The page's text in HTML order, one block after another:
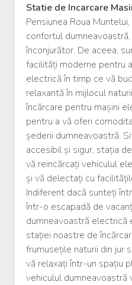
Statie de Incarcare
Pensiunea Roua
confortul
înconjurător. De aceea,
facilități moderne pentru
electrică în timp ce vă
relaxantă în mijlocul
încărcare pentru mașini
pentru a vă oferi
șederii dumneavoastră.
accesibil și sigur, stația
vă reincărcați vehiculul
și vă delectați cu
Indiferent dacă sunteți
într-o escapadă de
dumneavoastră electrică
stației noastre de
frumusețile naturii din jur
vă relaxați într-un spațiu
vehiculul dumneavoastră